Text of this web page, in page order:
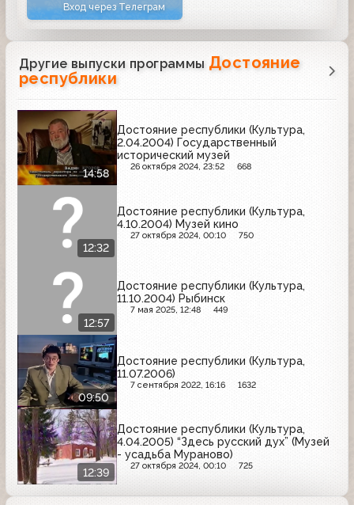
Вход через Телеграм
Другие выпуски программы Достояние
республики
14:58
Достояние республики (Культура,
2.04.2004) Государственный
исторический музей
26 октября 2024, 23:52 668
12:32
Достояние республики (Культура,
4.10.2004) Музей кино
27 октября 2024, 00:10 750
12:57
Достояние республики (Культура,
11.10.2004) Рыбинск
7 мая 2025, 12:48 449
09:50
Достояние республики (Культура,
11.07.2006)
7 сентября 2022, 16:16 1632
12:39
Достояние республики (Культура,
4.04.2005) “Здесь русский дух” (Музей
- усадьба Мураново)
27 октября 2024, 00:10 725